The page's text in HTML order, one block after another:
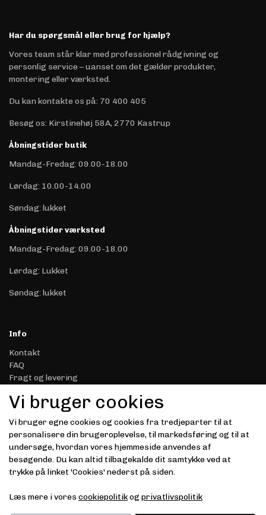
Har du spørgsmål eller brug for hjælp?
Vores team står klar med professionel rådgivning og
personlig service – uanset om det gælder produkter,
montering eller værksted.
Du kan kontakte os på: 70 400 405
Besøg os: Kirstinehøj 58A, 2770 Kastrup
Åbningstider butik
Mandag-Fredag: 09.00-18.00
Lørdag: 10.00-14.00
Søndag: lukket
Åbningstider værksted
Mandag-Fredag: 09.00-18.00
Lørdag: Lukket
Søndag: lukket
Info
Kontakt
FAQ
Fragt og levering
Handelsbetingelser
Datasikkerhed & Privatliv
Gavekort
Om Driver.dk
Kunde login
Modtag vores nyhedsbrev via e-mail
Tilmeld
Vi bruger cookies
Vi bruger egne cookies og cookies fra tredjeparter til at
personalisere din brugeroplevelse, til markedsføring og til at
undersøge, hvordan vores hjemmeside anvendes af
besøgende. Du kan altid tilbagekalde dit samtykke ved at
trykke på linket 'Cookies' nederst på siden.
Læs mere i vores cookiepolitikog privatlivspolitik